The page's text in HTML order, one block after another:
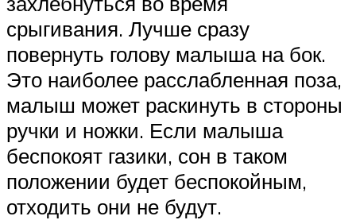
срыгивания. Лучше сразу
повернуть голову малыша на бок.
Это наиболее расслабленная поза,
малыш может раскинуть в стороны
ручки и ножки. Если малыша
беспокоят газики, сон в таком
положении будет беспокойным,
отходить они не будут.